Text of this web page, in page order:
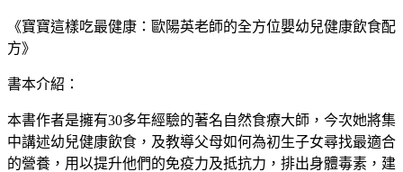
《寶寶這樣吃最健康：歐陽英老師的全方位嬰幼兒健康飲食配
方》
書本介紹：
本書作者是擁有30多年經驗的著名自然食療大師，今次她將集
中講述幼兒健康飲食，及教導父母如何為初生子女尋找最適合
的營養，用以提升他們的免疫力及抵抗力，排出身體毒素，建